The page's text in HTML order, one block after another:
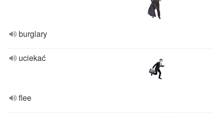
burglary
uciekać
flee